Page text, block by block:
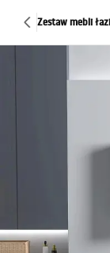
Zestaw mebli